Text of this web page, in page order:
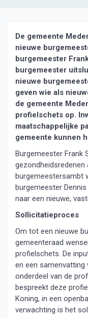
De gemeente
nieuwe
burgemeester
burgemeester
nieuwe
geven wie als
de gemeente
profielschets op.
maatschappelijke
gemeente kunnen
Burgemeester Frank
burgemeestersambt
burgemeester
naar een nieuwe,
Sollicitatieproces
Om tot een nieuwe
gemeenteraad
profielschets. De
en een samenvatting
onderdeel van de
bespreekt deze
Koning, in een
verwachting is het